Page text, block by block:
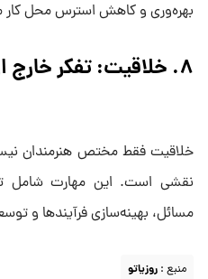
بهره‌وری و کاهش استرس محل
۸. خلاقیت: تفکر خارج از چارچوب
خلاقیت فقط مختص هنرمندان
نقشی است. این مهارت شامل
مسائل، بهینه‌سازی فرآیندها و
منبع : روزیاتو